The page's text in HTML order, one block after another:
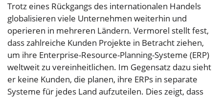
Trotz eines Rückgangs des internationalen Handels
globalisieren viele Unternehmen weiterhin und
operieren in mehreren Ländern. Vermorel stellt fest,
dass zahlreiche Kunden Projekte in Betracht ziehen,
um ihre Enterprise-Resource-Planning-Systeme (ERP)
weltweit zu vereinheitlichen. Im Gegensatz dazu sieht
er keine Kunden, die planen, ihre ERPs in separate
Systeme für jedes Land aufzuteilen. Dies zeigt, dass